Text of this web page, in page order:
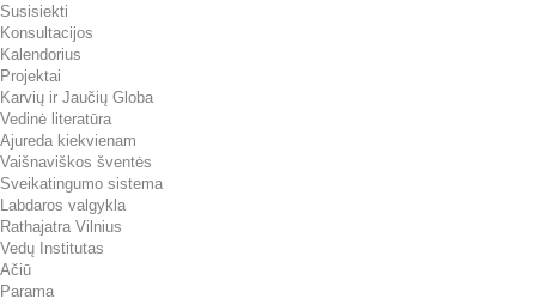
Susisiekti
Konsultacijos
Kalendorius
Projektai
Karvių ir Jaučių Globa
Vedinė literatūra
Ajureda kiekvienam
Vaišnaviškos šventės
Sveikatingumo sistema
Labdaros valgykla
Rathajatra Vilnius
Vedų Institutas
Ačiū
Parama